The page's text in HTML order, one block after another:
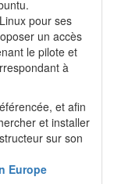
pour ses
un accès
le pilote et
à
et afin
et installer
sur son
Europe